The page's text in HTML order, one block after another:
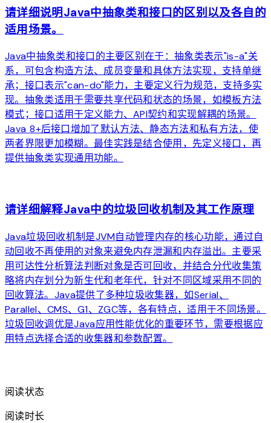
请详细说明Java中抽象类和接口的区别以及各自的
适用场景。
Java中抽象类和接口的主要区别在于：抽象类表示"is-a"关
系，可包含构造方法、成员变量和具体方法实现，支持单继
承；接口表示"can-do"能力，主要定义行为规范，支持多实
现。抽象类适用于需要共享代码和状态的场景，如模板方法
模式；接口适用于定义能力、API契约和实现解耦的场景。
Java 8+后接口增加了默认方法、静态方法和私有方法，使
两者界限更加模糊。最佳实践是结合使用，先定义接口，再
提供抽象类实现通用功能。
请详细解释Java中的垃圾回收机制及其工作原理
Java垃圾回收机制是JVM自动管理内存的核心功能，通过自
动回收不再使用的对象来避免内存泄漏和内存溢出。主要采
用可达性分析算法判断对象是否可回收，并结合分代收集策
略将内存划分为新生代和老年代，针对不同区域采用不同的
回收算法。Java提供了多种垃圾收集器，如Serial、
Parallel、CMS、G1、ZGC等，各有特点，适用于不同场景。
垃圾回收调优是Java应用性能优化的重要环节，需要根据应
用特点选择合适的收集器和参数配置。
阅读状态
阅读时长